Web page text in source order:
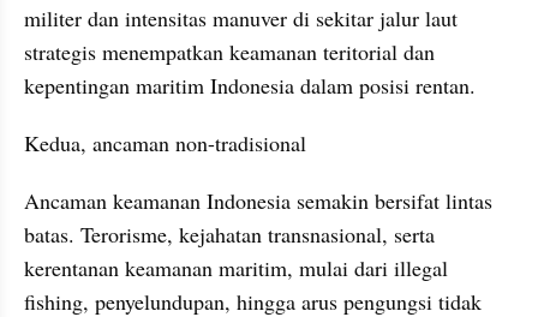
militer dan intensitas manuver di sekitar jalur laut
strategis menempatkan keamanan teritorial dan
kepentingan maritim Indonesia dalam posisi rentan.
Kedua, ancaman non-tradisional
Ancaman keamanan Indonesia semakin bersifat lintas
batas. Terorisme, kejahatan transnasional, serta
kerentanan keamanan maritim, mulai dari illegal
fishing, penyelundupan, hingga arus pengungsi tidak